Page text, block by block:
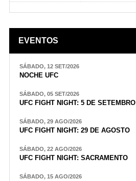
EVENTOS
SÁBADO, 12 SET/2026
NOCHE UFC
SÁBADO, 05 SET/2026
UFC FIGHT NIGHT: 5 DE SETEMBRO
SÁBADO, 29 AGO/2026
UFC FIGHT NIGHT: 29 DE AGOSTO
SÁBADO, 22 AGO/2026
UFC FIGHT NIGHT: SACRAMENTO
SÁBADO, 15 AGO/2026